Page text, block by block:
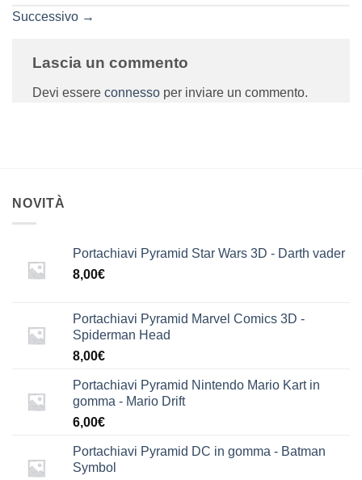
Successivo →
Lascia un commento
Devi essere connesso per inviare un commento.
NOVITÀ
Portachiavi Pyramid Star Wars 3D - Darth vader
8,00€
Portachiavi Pyramid Marvel Comics 3D -
Spiderman Head
8,00€
Portachiavi Pyramid Nintendo Mario Kart in
gomma - Mario Drift
6,00€
Portachiavi Pyramid DC in gomma - Batman
Symbol